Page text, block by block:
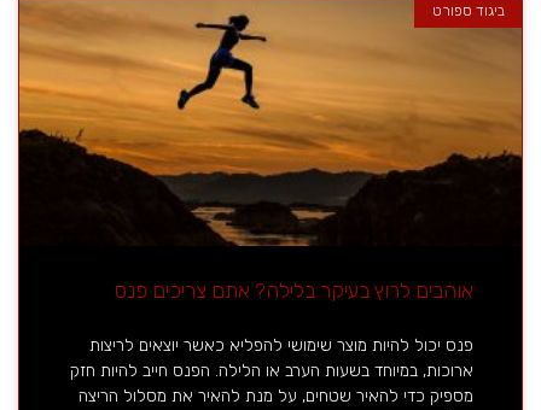
ביגוד ספורט
אוהבים לרוץ בעיקר בלילה? אתם צריכים פנס
פנס יכול להיות מוצר שימושי להפליא כאשר יוצאים לריצות
ארוכות, במיוחד בשעות הערב או הלילה. הפנס חייב להיות חזק
מספיק כדי להאיר שטחים, על מנת להאיר את מסלול הריצה